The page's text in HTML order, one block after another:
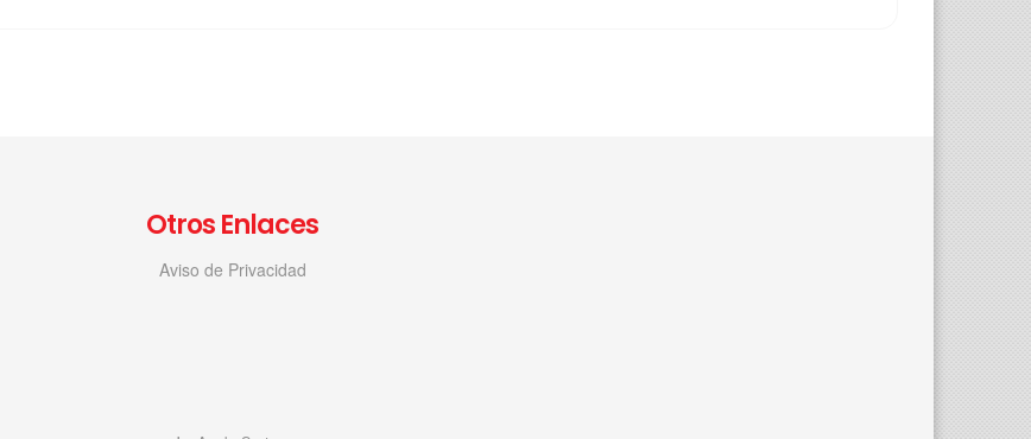
Otros Enlaces
Aviso de Privacidad